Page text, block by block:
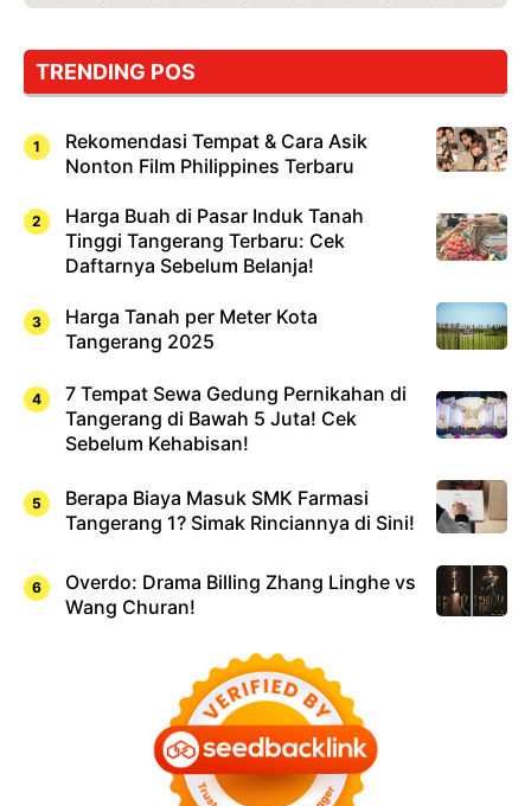
Dicoba,
Cuma
Sushi!
TRENDING POS
Rekomendasi Tempat & Cara Asik
Nonton Film Philippines Terbaru
Harga Buah di Pasar Induk Tanah
Tinggi Tangerang Terbaru: Cek
Daftarnya Sebelum Belanja!
Harga Tanah per Meter Kota
Tangerang 2025
7 Tempat Sewa Gedung Pernikahan di
Tangerang di Bawah 5 Juta! Cek
Sebelum Kehabisan!
Berapa Biaya Masuk SMK Farmasi
Tangerang 1? Simak Rinciannya di Sini!
Overdo: Drama Billing Zhang Linghe vs
Wang Churan!